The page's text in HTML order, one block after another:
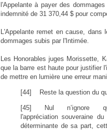
l'Appelante à payer des
indemnité de 31 370,44 $ pour
L'Appelante remet en cause,
dommages subis par l'Intimée.
Les Honorables juges Morissette,
que la barre est haute pour justifier
de mettre en lumière une erreur
[44] Reste la question du
[45] Nul n’ignore
l'appréciation souveraine
déterminante de sa part,